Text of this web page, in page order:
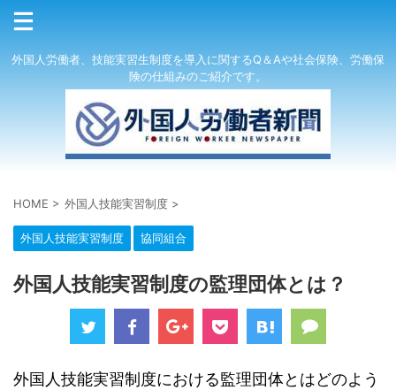
外国人労働者、技能実習生制度を導入に関するQ＆Aや社会保険、労働保
険の仕組みのご紹介です。
HOME > 外国人技能実習制度 >
外国人技能実習制度 協同組合
外国人技能実習制度の監理団体とは？
外国人技能実習制度における監理団体とはどのよう